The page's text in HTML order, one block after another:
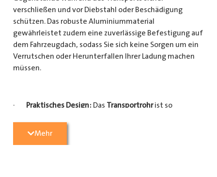
verschließen und vor Diebstahl oder Beschädigung
schützen. Das robuste Aluminiummaterial
gewährleistet zudem eine zuverlässige Befestigung auf
dem Fahrzeugdach, sodass Sie sich keine Sorgen um ein
Verrutschen oder Herunterfallen Ihrer Ladung machen
müssen.
· Praktisches Design: Das Transportrohrist so
Gegenständen sicher und einfach transportieren kann
Mehr